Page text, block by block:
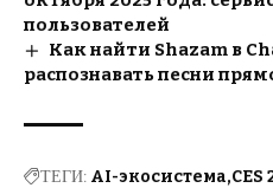
пользователей
Как найти Shazam в
распознавать песни
ТЕГИ: AI-экосистема CES